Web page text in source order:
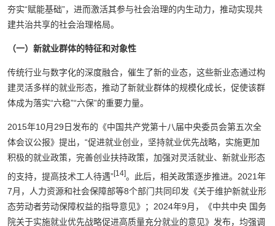
夯实“赋能基础”，进而激活其参与社会治理的内生动力，推动实现共
建共治共享的社会治理格局。
（一）新就业群体的特征和对象性
传统行业与数字化的深度融合，催生了新的业态，这些新业态通过构
建灵活多样的就业形态，推动了新就业群体的规模化成长，促使该群
体成为落实“六稳”“六保”的重要力量。
2015年10月29日发布的《中国共产党第十八届中央委员会第五次全
体会议公报》提出，“促进就业创业，坚持就业优先战略，实施更加
积极的就业政策，完善创业扶持政策，加强对灵活就业、新就业形态
的支持，提高技术工人待遇”[14]。此后，相关政策逐步推进。2021年
7月，人力资源和社会保障部等8个部门共同印发《关于维护新就业形
态劳动者劳动保障权益的指导意见》；2024年9月，《中共中央 国务
院关于实施就业优先战略促进高质量充分就业的意见》发布，均强调